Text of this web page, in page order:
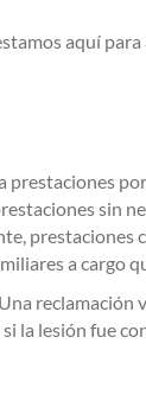
aquí
prestaciones
sin
prestaciones
a cargo
reclamación
la lesión fue